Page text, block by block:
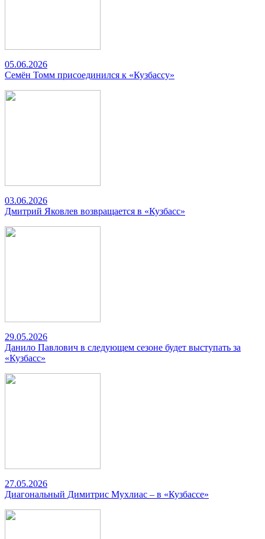
05.06.2026
Семён Томм присоединился к «Кузбассу»
03.06.2026
Дмитрий Яковлев возвращается в «Кузбасс»
29.05.2026
Данило Павлович в следующем сезоне будет выступать за
«Кузбасс»
27.05.2026
Диагональный Димитрис Мухлиас – в «Кузбассе»